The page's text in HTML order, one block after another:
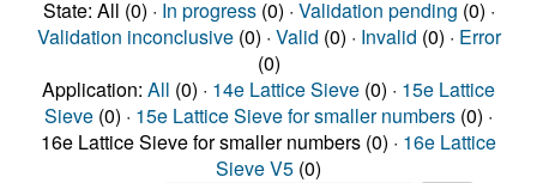
State: All (0) · In progress(0) · Validation pending (0) ·
Validation inconclusive(0) · Valid (0) · Invalid (0) · Error
(0)
Application: All (0) · 14e Lattice Sieve (0) · 15e Lattice
Sieve (0) · 15e Lattice Sieve for smaller numbers (0) ·
16e Lattice Sieve for smaller numbers (0) · 16e Lattice
Sieve V5 (0)